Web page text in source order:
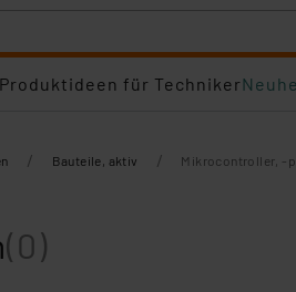
Produktideen für Techniker
/ Bauteile, aktiv / Mikrocontroller, -
(0)